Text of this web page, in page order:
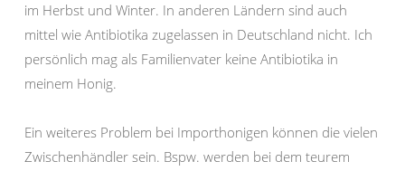
im Herbst und Winter. In anderen Ländern sind auch
mittel wie Antibiotika zugelassen in Deutschland nicht. Ich
persönlich mag als Familienvater keine Antibiotika in
meinem Honig.
Ein weiteres Problem bei Importhonigen können die vielen
Zwischenhändler sein. Bspw. werden bei dem teurem